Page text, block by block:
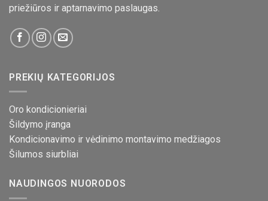
priežiūros ir aptarnavimo paslaugas.
PREKIŲ KATEGORIJOS
Oro kondicionieriai
Šildymo įranga
Kondicionavimo ir vėdinimo montavimo medžiagos
Šilumos siurbliai
NAUDINGOS NUORODOS